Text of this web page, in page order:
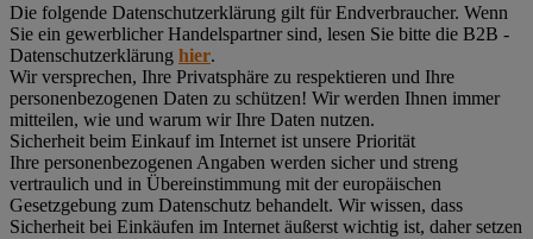
Die folgende Datenschutzerklärung gilt für Endverbraucher. Wenn
Sie ein gewerblicher Handelspartner sind, lesen Sie bitte die B2B -
Datenschutzerklärung hier.
Wir versprechen, Ihre Privatsphäre zu respektieren und Ihre
personenbezogenen Daten zu schützen! Wir werden Ihnen immer
mitteilen, wie und warum wir Ihre Daten nutzen.
Sicherheit beim Einkauf im Internet ist unsere Priorität
Ihre personenbezogenen Angaben werden sicher und streng
vertraulich und in Übereinstimmung mit der europäischen
Gesetzgebung zum Datenschutz behandelt. Wir wissen, dass
Sicherheit bei Einkäufen im Internet äußerst wichtig ist, daher setzen